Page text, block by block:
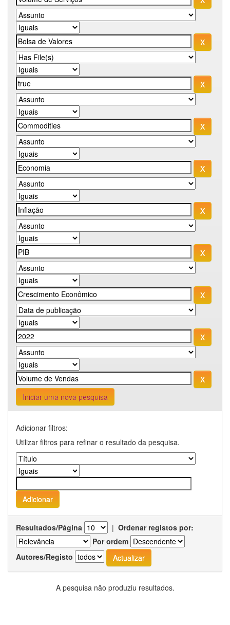
Iniciar uma nova pesquisa
Adicionar filtros:
Utilizar filtros para refinar o resultado da pesquisa.
Resultados/Página | Ordenar registos por:
Por ordem
Autores/Registo
A pesquisa não produziu resultados.